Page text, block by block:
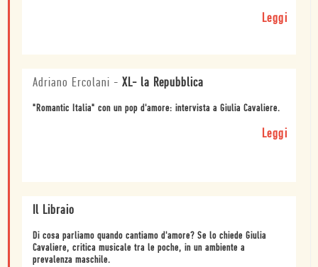
Leggi
Adriano Ercolani - XL- la Repubblica
"Romantic Italia" con un pop d'amore: intervista a Giulia Cavaliere.
Leggi
Il Libraio
Di cosa parliamo quando cantiamo d'amore? Se lo chiede Giulia
Cavaliere, critica musicale tra le poche, in un ambiente a
prevalenza maschile.